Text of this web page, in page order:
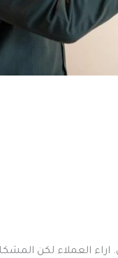
العملاء لكن